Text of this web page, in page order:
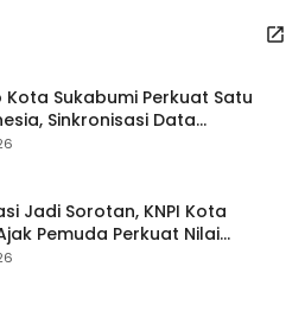
Kota Sukabumi Perkuat Satu
Sinkronisasi Data
Dikebut
Jadi Sorotan, KNPI Kota
Pemuda Perkuat Nilai